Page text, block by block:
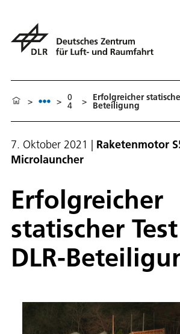
> > 0
4 > Erfolgreicher
Beteiligung
7. Oktober 2021 | Raketenmotor
Microlauncher
Erfolgreicher
statischer
DLR-